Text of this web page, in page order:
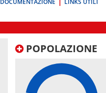
POPOLAZIONE